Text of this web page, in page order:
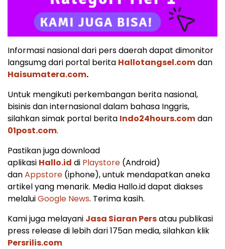
Informasi nasional dari pers daerah dapat dimonitor
langsumg dari portal berita Hallotangsel.comdan
Haisumatera.com.
Untuk mengikuti perkembangan berita nasional,
bisinis dan internasional dalam bahasa Inggris,
silahkan simak portal berita Indo24hours.comdan
01post.com.
Pastikan juga download
aplikasi Hallo.id di Playstore (Android)
danAppstore (iphone), untuk mendapatkan aneka
artikel yang menarik. Media Hallo.id dapat diakses
melaluiGoogle News. Terima kasih.
Kami juga melayani Jasa Siaran Persatau publikasi
press release di lebih dari 175an media, silahkan klik
Persrilis.com